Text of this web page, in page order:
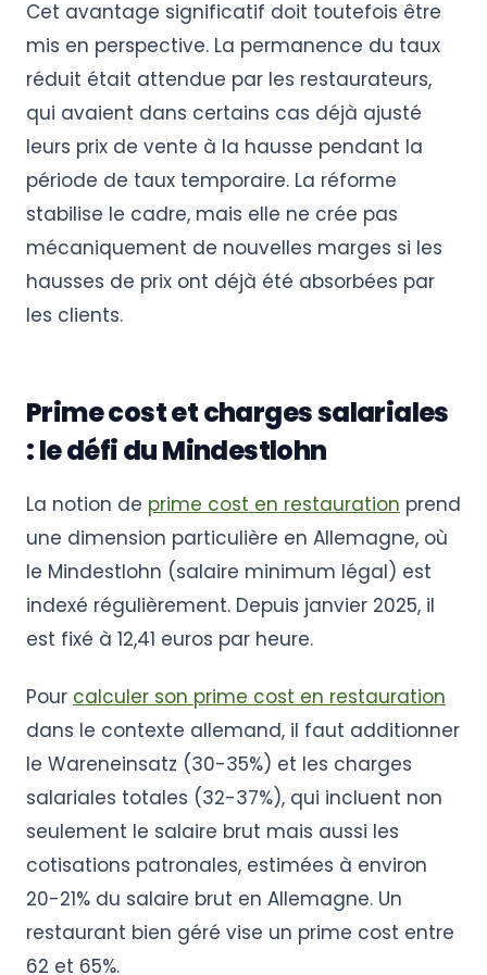
Cet avantage significatif doit toutefois être
mis en perspective. La permanence du taux
réduit était attendue par les restaurateurs,
qui avaient dans certains cas déjà ajusté
leurs prix de vente à la hausse pendant la
période de taux temporaire. La réforme
stabilise le cadre, mais elle ne crée pas
mécaniquement de nouvelles marges si les
hausses de prix ont déjà été absorbées par
les clients.
Prime cost et charges salariales
: le défi du Mindestlohn
La notion de prime cost en restauration prend
une dimension particulière en Allemagne, où
le Mindestlohn (salaire minimum légal) est
indexé régulièrement. Depuis janvier 2025, il
est fixé à 12,41 euros par heure.
Pour calculer son prime cost en restauration
dans le contexte allemand, il faut additionner
le Wareneinsatz (30-35%) et les charges
salariales totales (32-37%), qui incluent non
seulement le salaire brut mais aussi les
cotisations patronales, estimées à environ
20-21% du salaire brut en Allemagne. Un
restaurant bien géré vise un prime cost entre
62 et 65%.